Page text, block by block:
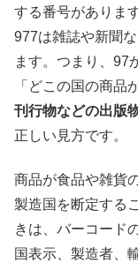
する番号がありま
977は雑誌や新聞
ます。つまり、97
「どこの国の商品
刊行物などの出版
正しい見方です。
商品が食品や雑貨
製造国を断定する
きは、バーコード
国表示、製造者、